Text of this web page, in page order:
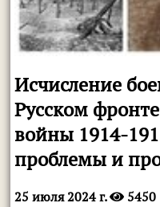
Исчисление
Русском
войны 1914-
проблемы и
25 июля 2024 г. 5450